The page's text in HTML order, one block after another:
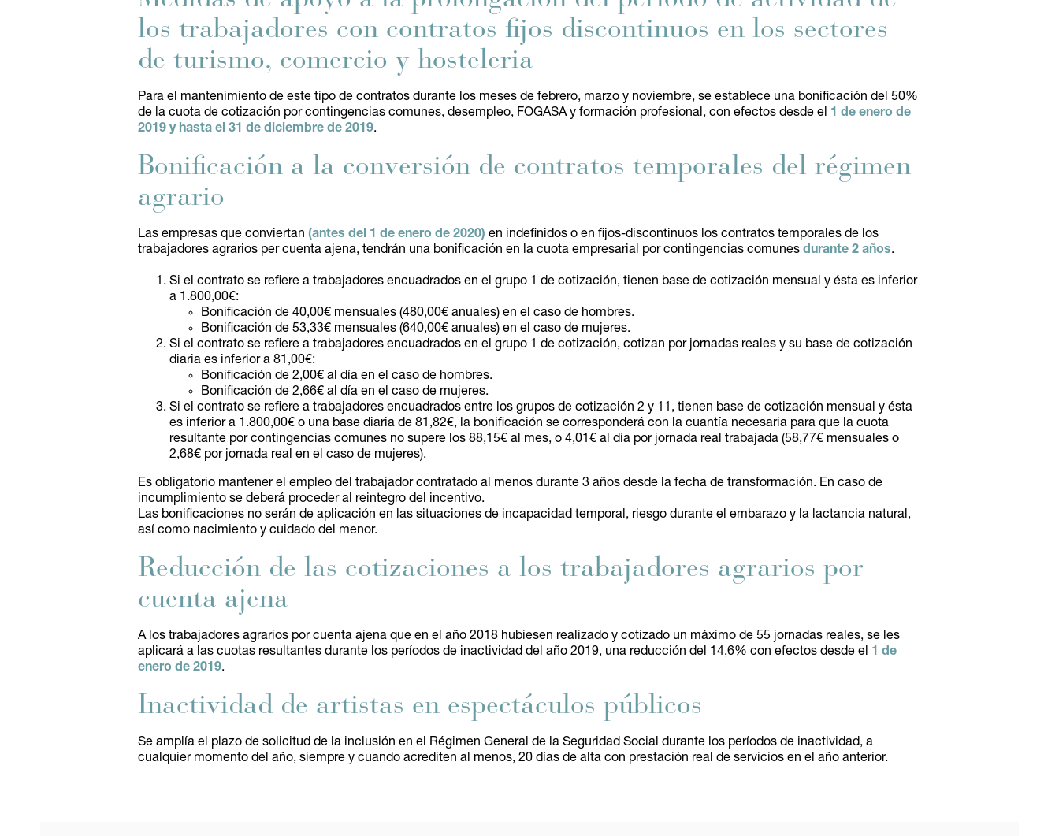
los trabajadores con contratos fijos discontinuos en los sectores
de turismo, comercio y hosteleria
Para el mantenimiento de este tipo de contratos durante los meses de febrero, marzo y noviembre, se establece una bonificación del 50%
de la cuota de cotización por contingencias comunes, desempleo, FOGASA y formación profesional, con efectos desde el 1 de enero de
2019 y hasta el 31 de diciembre de 2019.
Bonificación a la conversión de contratos temporales del régimen
agrario
Las empresas que conviertan (antes del 1 de enero de 2020) en indefinidos o en fijos-discontinuos los contratos temporales de los
trabajadores agrarios per cuenta ajena, tendrán una bonificación en la cuota empresarial por contingencias comunes durante 2 años.
Si el contrato se refiere a trabajadores encuadrados en el grupo 1 de cotización, tienen base de cotización mensual y ésta es inferior
a 1.800,00€:
Bonificación de 40,00€ mensuales (480,00€ anuales) en el caso de hombres.
Bonificación de 53,33€ mensuales (640,00€ anuales) en el caso de mujeres.
Si el contrato se refiere a trabajadores encuadrados en el grupo 1 de cotización, cotizan por jornadas reales y su base de cotización
diaria es inferior a 81,00€:
Bonificación de 2,00€ al día en el caso de hombres.
Bonificación de 2,66€ al día en el caso de mujeres.
Si el contrato se refiere a trabajadores encuadrados entre los grupos de cotización 2 y 11, tienen base de cotización mensual y ésta
es inferior a 1.800,00€ o una base diaria de 81,82€, la bonificación se corresponderá con la cuantía necesaria para que la cuota
resultante por contingencias comunes no supere los 88,15€ al mes, o 4,01€ al día por jornada real trabajada (58,77€ mensuales o
2,68€ por jornada real en el caso de mujeres).
Es obligatorio mantener el empleo del trabajador contratado al menos durante 3 años desde la fecha de transformación. En caso de
incumplimiento se deberá proceder al reintegro del incentivo.
Las bonificaciones no serán de aplicación en las situaciones de incapacidad temporal, riesgo durante el embarazo y la lactancia natural,
así como nacimiento y cuidado del menor.
Reducción de las cotizaciones a los trabajadores agrarios por
cuenta ajena
A los trabajadores agrarios por cuenta ajena que en el año 2018 hubiesen realizado y cotizado un máximo de 55 jornadas reales, se les
aplicará a las cuotas resultantes durante los períodos de inactividad del año 2019, una reducción del 14,6% con efectos desde el 1 de
enero de 2019.
Inactividad de artistas en espectáculos públicos
Se amplía el plazo de solicitud de la inclusión en el Régimen General de la Seguridad Social durante los períodos de inactividad, a
cualquier momento del año, siempre y cuando acrediten al menos, 20 días de alta con prestación real de servicios en el año anterior.